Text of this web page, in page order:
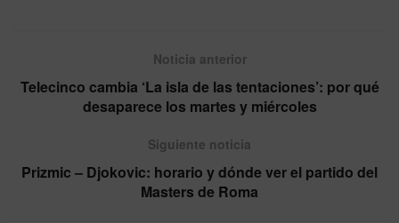
Noticia anterior
Telecinco cambia ‘La isla de las tentaciones’: por qué
desaparece los martes y miércoles
Siguiente noticia
Prizmic – Djokovic: horario y dónde ver el partido del
Masters de Roma